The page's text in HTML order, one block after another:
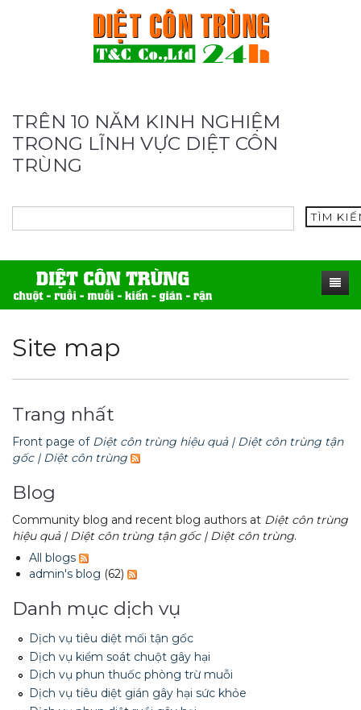
TRÊN 10 NĂM KINH NGHIỆM
TRONG LĨNH VỰC DIỆT CÔN
TRÙNG
TÌM
SẢN PHẨM
Thuốc diệt kiến Sài Gòn
Thuốc diệt gián Sài Gòn
Thuốc diệt muỗi Sài Gòn
Thuốc diệt mối Sài Gòn
Máy phun rửa cao cấp
Thiết bị vệ sinh sản phẩm
Thiết bị lau kính toà nhà
Máy chà rửa đánh bóng sàn
Máy diệt côn trùng
Dịch vụ tiêu diệt mối tận gốc
Dịch vụ phun thuốc phòng trừ muỗi
Dịch vụ kiểm soát chuột gây hại
Dịch vụ cung ứng thuốc diệt côn trùng
Dịch vụ kiểm soát gián
Dịch vụ phun diệt ruồi gây hại
Dịch vụ tiêu diệt gián gây hại sức khỏe
Dịch vụ xử lý tiêu diệt kiến tận gốc
THỦ THUẬT
Tin tức động vật
Tin tức tổng hợp
Hình ảnh
Sitemap
Video
Tài liệu xử lý côn trùng
LIÊN HỆ
Hotline 0986 018 930 (Anh Sơn)
Site map
Trang nhất
Front page of Diệt côn trùng hiệu quả | Diệt côn trùng tận
gốc | Diệt côn trùng
Blog
Community blog and recent blog authors at Diệt côn trùng
hiệu quả | Diệt côn trùng tận gốc | Diệt côn trùng.
All blogs
admin's blog (62)
Danh mục dịch vụ
Dịch vụ tiêu diệt mối tận gốc
Dịch vụ kiểm soát chuột gây hại
Dịch vụ phun thuốc phòng trừ muỗi
Dịch vụ tiêu diệt gián gây hại sức khỏe